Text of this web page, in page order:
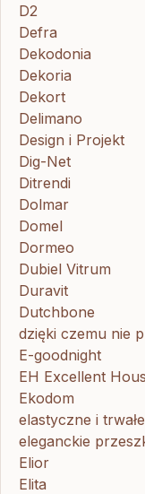
D2
Defra
Dekodonia
Dekoria
Dekort
Delimano
Design i Projekt
Dig-Net
Ditrendi
Dolmar
Domel
Dormeo
Dubiel Vitrum
Duravit
Dutchbone
dzięki czemu nie
E-goodnight
EH Excellent
Ekodom
elastyczne i trwałe
eleganckie
Elior
Elita